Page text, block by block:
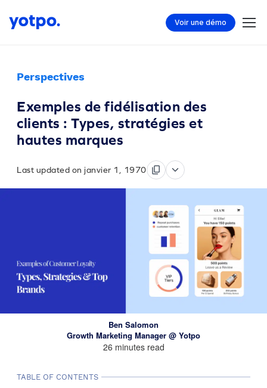
Voir une démo
Perspectives
Exemples de fidélisation des
clients : Types, stratégies et
hautes marques
Last updated on janvier 1, 1970
Ben Salomon
Growth Marketing Manager @ Yotpo
26 minutes read
TABLE OF CONTENTS